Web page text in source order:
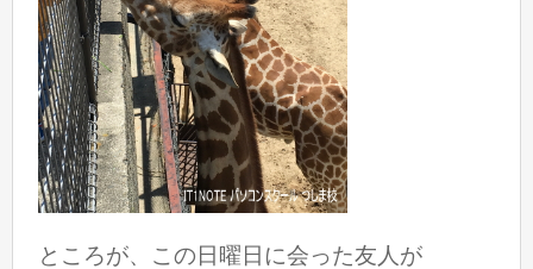
ところが、この日曜日に会った友人が